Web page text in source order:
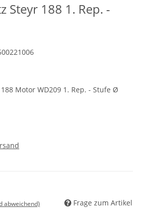
Steyr 188 1. Rep. -
Motor WD209 1. Rep. - Stufe Ø
abweichend) Frage zum Artikel